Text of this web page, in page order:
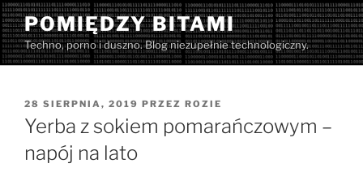
Przejdź
do
treści
POMIĘDZY BITAMI
Techno, porno i duszno. Blog niezupełnie technologiczny.
OPUBLIKOWANE
W
28 SIERPNIA, 2019 PRZEZ ROZIE
Yerba z sokiem pomarańczowym –
napój na lato